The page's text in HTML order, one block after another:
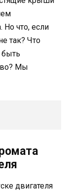
Но что, если
так? Что
быть
Мы
двигателя